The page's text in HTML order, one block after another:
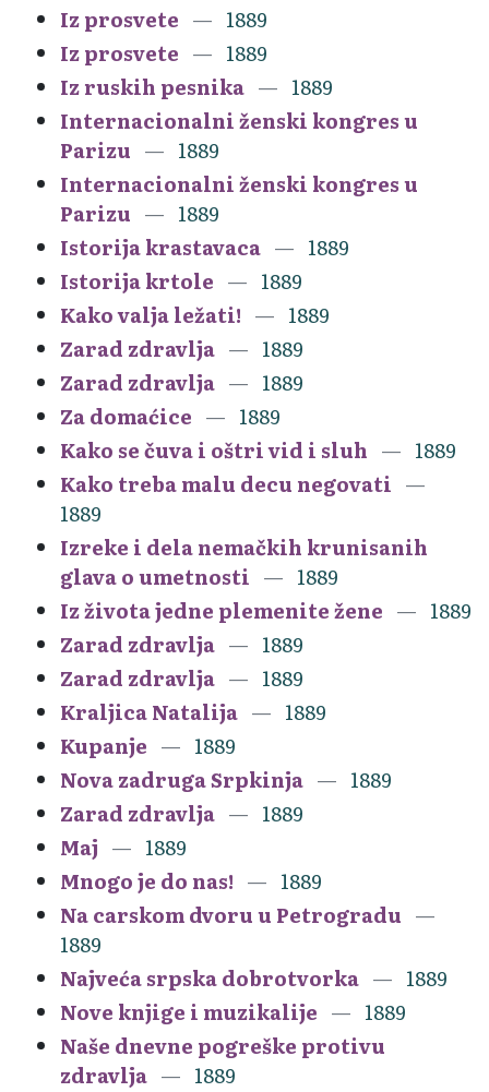
Iz prosvete
1889
Iz prosvete
1889
Iz ruskih pesnika
1889
Internacionalni ženski kongres u
Parizu
1889
Internacionalni ženski kongres u
Parizu
1889
Istorija krastavaca
1889
Istorija krtole
1889
Kako valja ležati!
1889
Zarad zdravlja
1889
Zarad zdravlja
1889
Za domaćice
1889
Kako se čuva i oštri vid i sluh
1889
Kako treba malu decu negovati
1889
Izreke i dela nemačkih krunisanih
glava o umetnosti
1889
Iz života jedne plemenite žene
1889
Zarad zdravlja
1889
Zarad zdravlja
1889
Kraljica Natalija
1889
Kupanje
1889
Nova zadruga Srpkinja
1889
Zarad zdravlja
1889
Maj
1889
Mnogo je do nas!
1889
Na carskom dvoru u Petrogradu
1889
Najveća srpska dobrotvorka
1889
Nove knjige i muzikalije
1889
Naše dnevne pogreške protivu
zdravlja
1889